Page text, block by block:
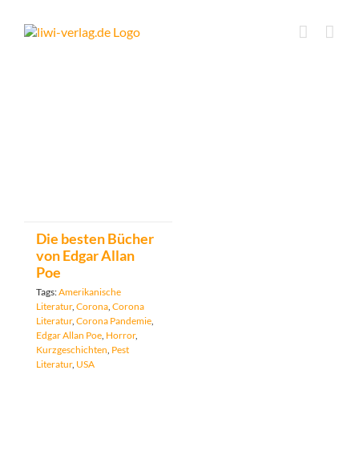
content
Die besten Bücher
von Edgar Allan
Poe
Tags:Amerikanische
Literatur, Corona Corona
Literatur, Corona Pandemie
Edgar Allan Poe Horror,
Kurzgeschichten Pest
Literatur, USA